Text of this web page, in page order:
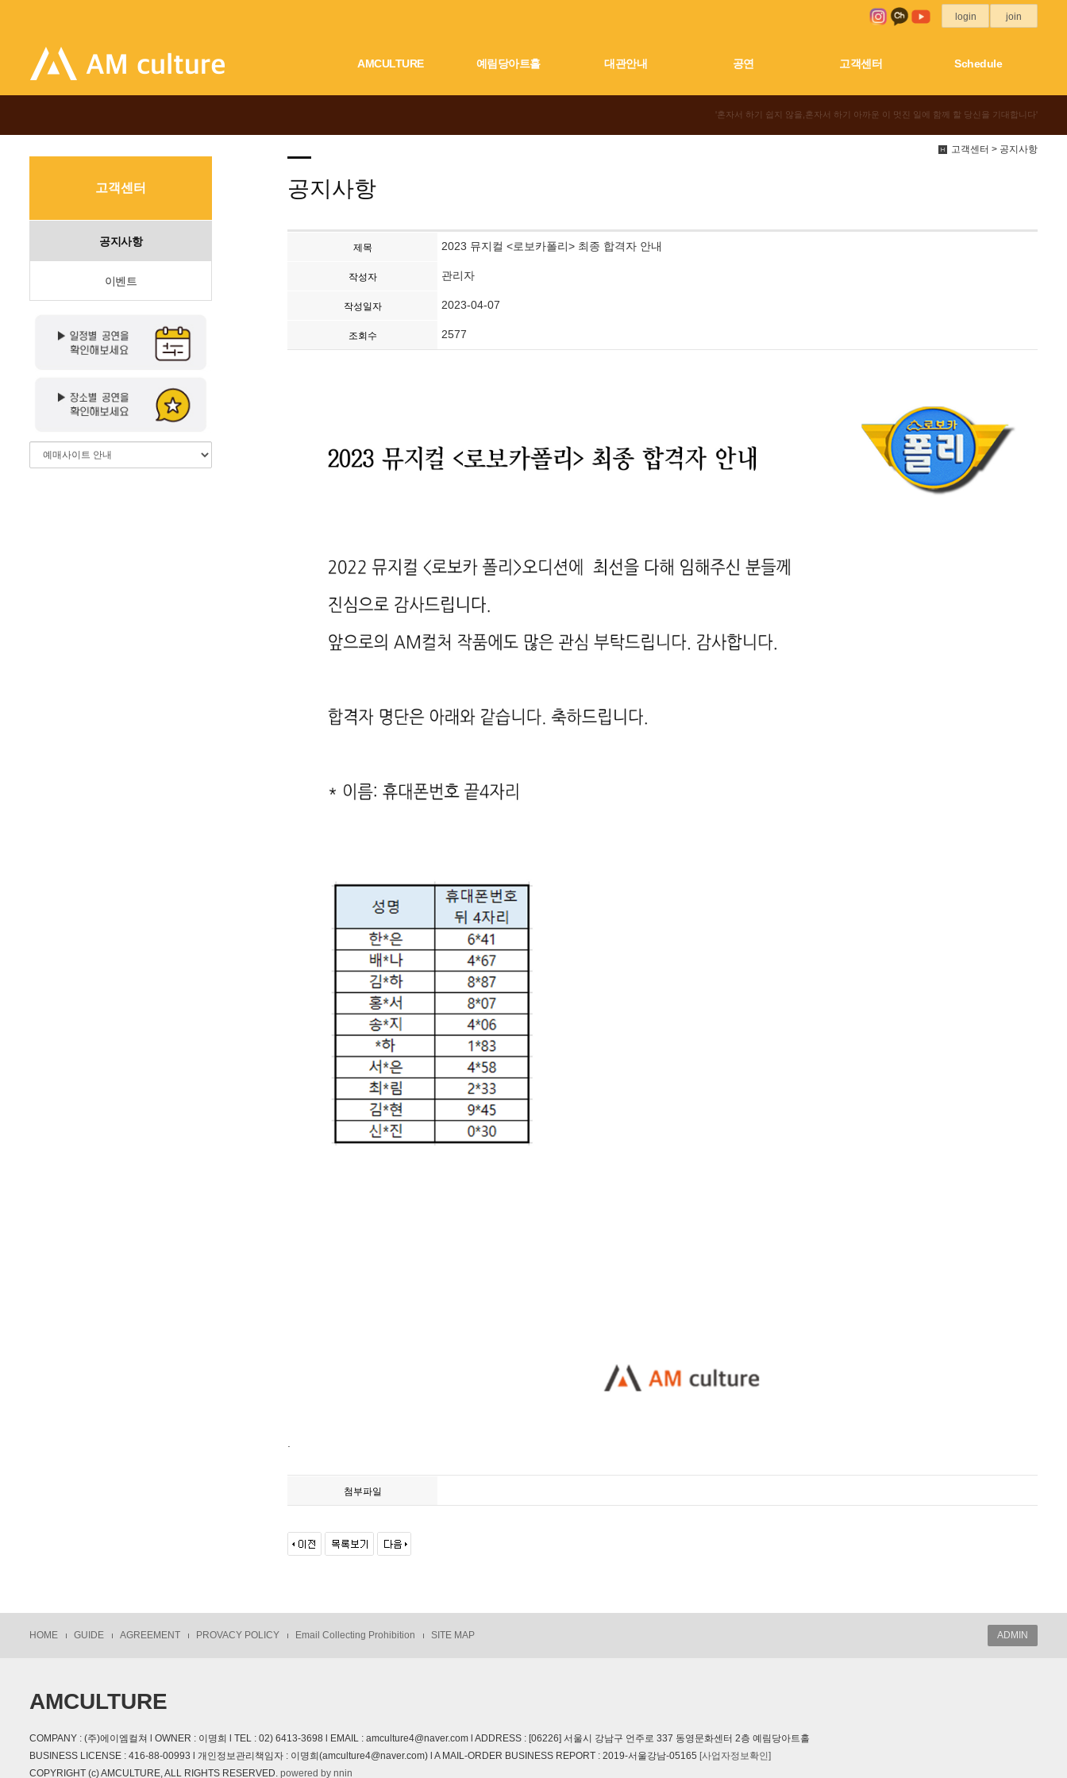
login join
AMCULTURE 예림당아트홀 대관안내 공연 고객센터 Schedule
'혼자서 하기 쉽지 않을,혼자서 하기 아까운 이 멋진 일에 함께 할 당신을 기대합니다'
고객센터 > 공지사항
고객센터
공지사항
이벤트
공지사항
제목 2023 뮤지컬 <로보카폴리> 최종 합격자 안내
작성자 관리자
작성일자 2023-04-07
조회수 2577
첨부파일
HOME GUIDE AGREEMENT PROVACY POLICY Email Collecting Prohibition SITE MAP ADMIN
AMCULTURE
COMPANY : (주)에이엠컬쳐 l OWNER : 이명희 l TEL : 02) 6413-3698 l EMAIL : amculture4@naver.com l ADDRESS : [06226] 서울시 강남구 언주로 337 동영문화센터 2층 예림당아트홀
BUSINESS LICENSE : 416-88-00993 l 개인정보관리책임자 : 이명희(amculture4@naver.com) l A MAIL-ORDER BUSINESS REPORT : 2019-서울강남-05165 [사업자정보확인]
COPYRIGHT (c) AMCULTURE, ALL RIGHTS RESERVED. powered by nnin